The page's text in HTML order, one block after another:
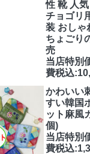
性 靴 人
チョゴリ
装 おしゃ
ちょごり
売
当店特別
費税込
かわいい
すい韓国
ット麻風
個)
当店特別
費税込